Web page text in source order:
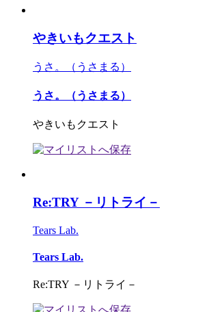
やきいもクエスト
うさ。（うさまる）
うさ。（うさまる）
やきいもクエスト
Re:TRY －リトライ－
Tears Lab.
Tears Lab.
Re:TRY －リトライ－